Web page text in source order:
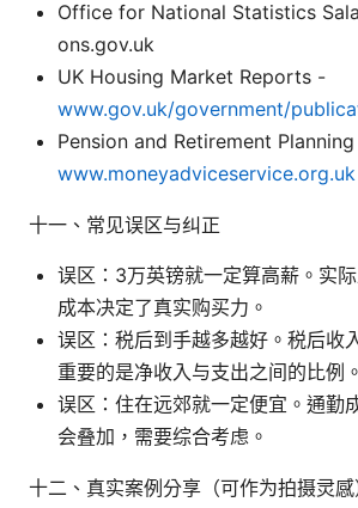
Office for National Statistics
ons.gov.uk
UK Housing Market Reports -
www.gov.uk/government/
Pension and Retirement
www.moneyadviceservice.org.uk
十一、常见误区与纠正
误区：3万英镑就一定算高薪。实
成本决定了真实购买力。
误区：税后到手越多越好。税后收
重要的是净收入与支出之间的比例。
误区：住在远郊就一定便宜。通勤
会叠加，需要综合考虑。
十二、真实案例分享（可作为拍摄灵感